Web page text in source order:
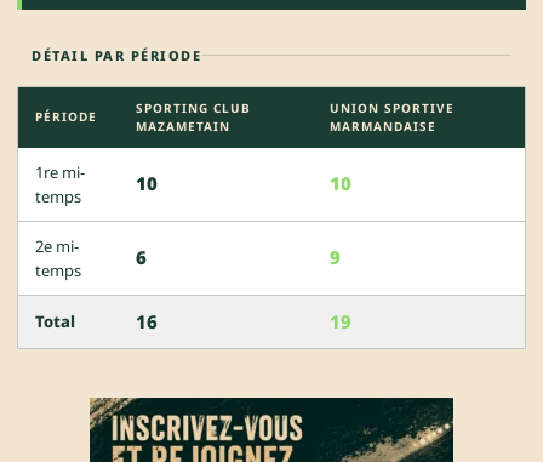
DÉTAIL PAR PÉRIODE
PÉRIODE
SPORTING CLUB
MAZAMETAIN
UNION SPORTIVE
MARMANDAISE
1re mi-
temps
10 10
2e mi-
temps
6 9
Total 16 19